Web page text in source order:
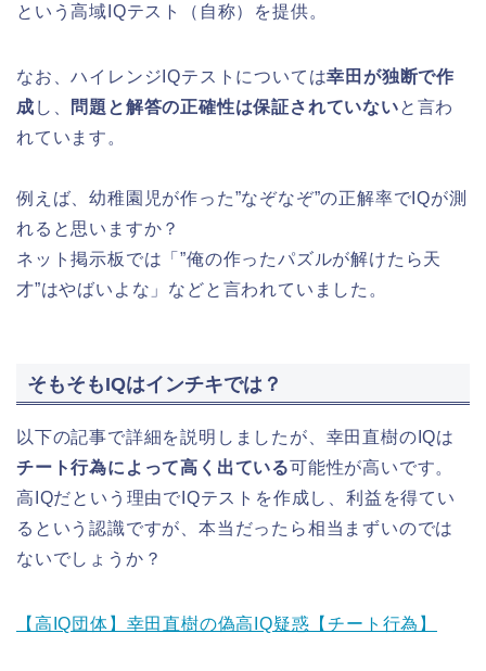
という高域IQテスト（自称）を提供。
なお、ハイレンジIQテストについては幸田が独断で作
成 し、 問題と解答の正確性は保証されていないと言わ
れています。
例えば、幼稚園児が作った”なぞなぞ”の正解率でIQが測
れると思いますか？
ネット掲示板では「”俺の作ったパズルが解けたら天
才”はやばいよな」などと言われていました。
そもそもIQはインチキでは？
以下の記事で詳細を説明しましたが、幸田直樹のIQは
チート行為によって高く出ている可能性が高いです。
高IQだという理由でIQテストを作成し、利益を得てい
るという認識ですが、本当だったら相当まずいのでは
ないでしょうか？
【高IQ団体】幸田直樹の偽高IQ疑惑【チート行為】